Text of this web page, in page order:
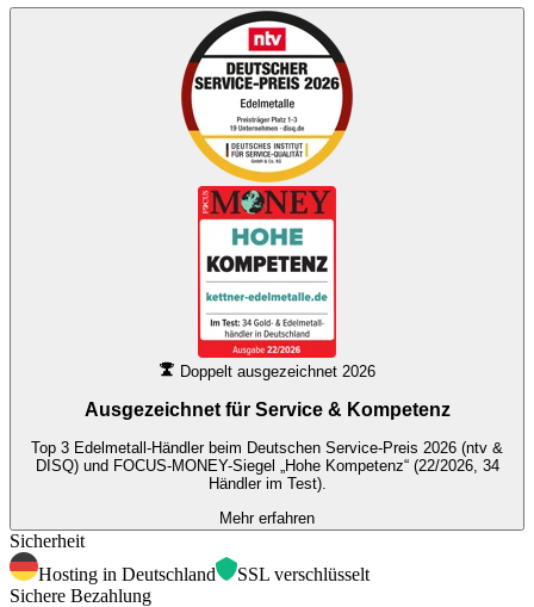
Doppelt ausgezeichnet 2026
Ausgezeichnet für Service & Kompetenz
Top 3 Edelmetall-Händler beim Deutschen Service-Preis 2026 (ntv &
DISQ) und FOCUS-MONEY-Siegel „Hohe Kompetenz“ (22/2026, 34
Händler im Test).
Mehr erfahren
Sicherheit
Hosting in Deutschland
SSL verschlüsselt
Sichere Bezahlung